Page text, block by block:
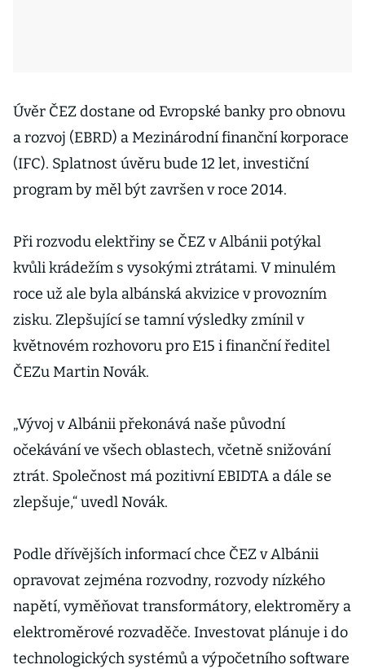
Úvěr ČEZ dostane od Evropské banky pro obnovu
a rozvoj (EBRD) a Mezinárodní finanční korporace
(IFC). Splatnost úvěru bude 12 let, investiční
program by měl být završen v roce 2014.
Při rozvodu elektřiny se ČEZ v Albánii potýkal
kvůli krádežím s vysokými ztrátami. V minulém
roce už ale byla albánská akvizice v provozním
zisku. Zlepšující se tamní výsledky zmínil v
květnovém rozhovoru pro E15 i finanční ředitel
ČEZu Martin Novák.
„Vývoj v Albánii překonává naše původní
očekávání ve všech oblastech, včetně snižování
ztrát. Společnost má pozitivní EBIDTA a dále se
zlepšuje,“ uvedl Novák.
Podle dřívějších informací chce ČEZ v Albánii
opravovat zejména rozvodny, rozvody nízkého
napětí, vyměňovat transformátory, elektroměry a
elektroměrové rozvaděče. Investovat plánuje i do
technologických systémů a výpočetního software